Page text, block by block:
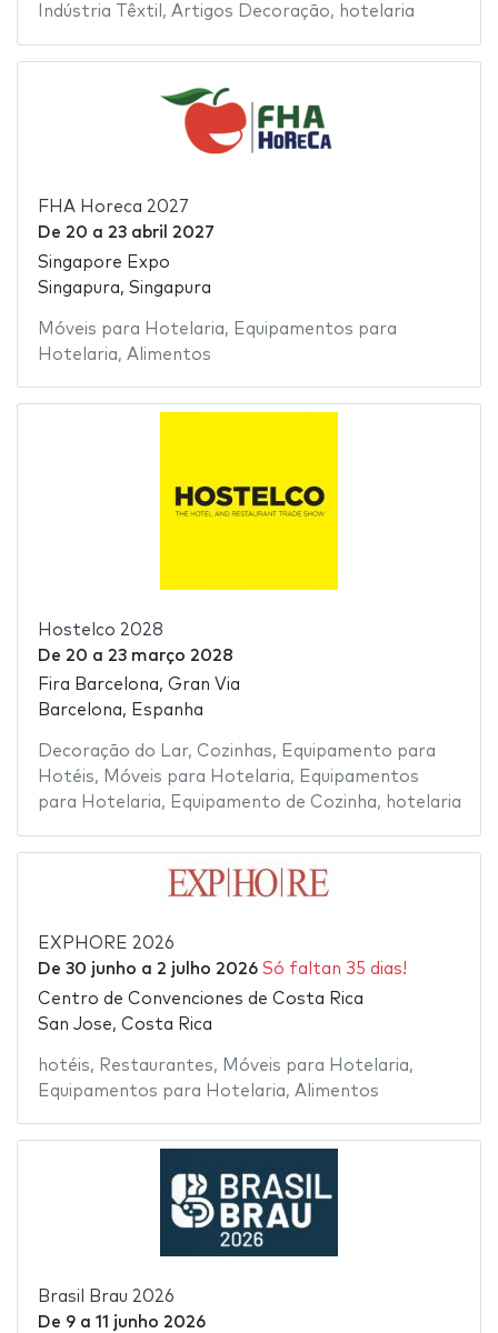
Indústria Têxtil , Artigos Decoração, hotelaria
FHA Horeca 2027
De 20 a 23 abril 2027
Singapore Expo
Singapura, Singapura
Móveis para Hotelaria, Equipamentos para
Hotelaria, Alimentos
Hostelco 2028
De 20 a 23 março 2028
Fira Barcelona, Gran Via
Barcelona, Espanha
Decoração do Lar, Cozinhas, Equipamento para
Hotéis, Móveis para Hotelaria, Equipamentos
para Hotelaria, Equipamento de Cozinha, hotelaria
EXPHORE 2026
De 30 junho a 2 julho 2026 Só faltan 35 dias!
Centro de Convenciones de Costa Rica
San Jose, Costa Rica
hotéis, Restaurantes, Móveis para Hotelaria,
Equipamentos para Hotelaria, Alimentos
Brasil Brau 2026
De 9a 11 junho 2026